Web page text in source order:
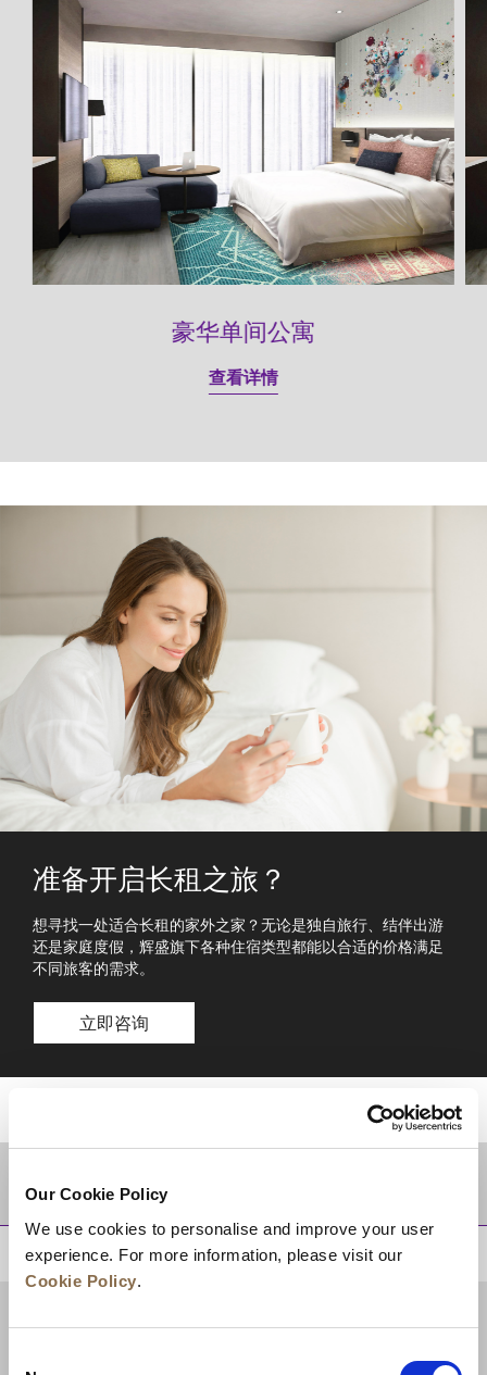
Our Cookie Policy
We use cookies to personalise and improve your user
experience. For more information, please visit our
Cookie Policy.
豪华单间公寓
查看详情
准备开启长租之旅？
想寻找一处适合长租的家外之家？无论是独自旅行、结伴出游
还是家庭度假，辉盛旗下各种住宿类型都能以合适的价格满足
不同旅客的需求。
立即咨询
目的地
回到顶部